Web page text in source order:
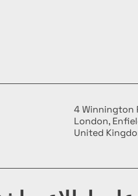
4 Winnington
London,
United